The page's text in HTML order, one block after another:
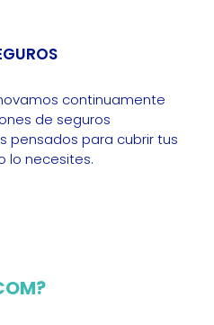
continuamente
de seguros
pensados para cubrir tus
lo necesites.